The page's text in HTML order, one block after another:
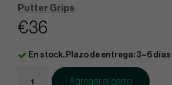
Putter Grips
€36
En stock. Plazo de entrega: 3–6 días
Agregar al carro